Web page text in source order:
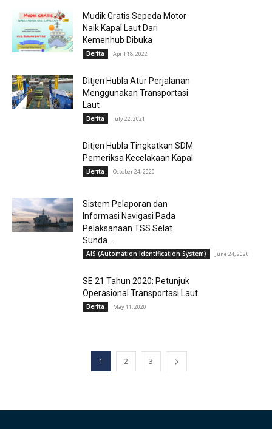
Mudik Gratis Sepeda Motor
Naik Kapal Laut Dari
Kemenhub Dibuka
Berita April 18, 2022
Ditjen Hubla Atur Perjalanan
Menggunakan Transportasi
Laut
Berita July 22, 2021
Ditjen Hubla Tingkatkan SDM
Pemeriksa Kecelakaan Kapal
Berita October 24, 2020
Sistem Pelaporan dan
Informasi Navigasi Pada
Pelaksanaan TSS Selat
Sunda...
AIS (Automation Identification System) June 24, 2020
SE 21 Tahun 2020: Petunjuk
Operasional Transportasi Laut
Berita May 11, 2020
1 2 3